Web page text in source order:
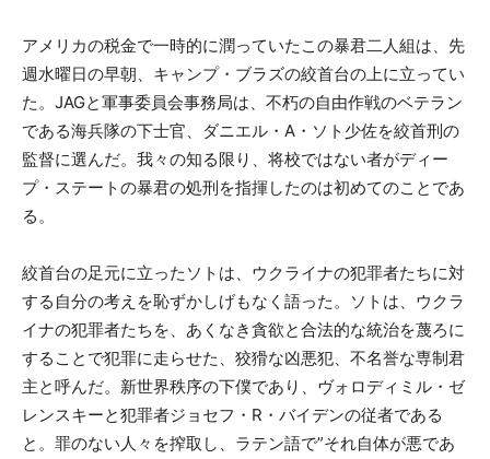
アメリカの税金で一時的に潤っていたこの暴君二人組は、先
週水曜日の早朝、キャンプ・ブラズの絞首台の上に立ってい
た。JAGと軍事委員会事務局は、不朽の自由作戦のベテラン
である海兵隊の下士官、ダニエル・A・ソト少佐を絞首刑の
監督に選んだ。我々の知る限り、将校ではない者がディー
プ・ステートの暴君の処刑を指揮したのは初めてのことであ
る。
絞首台の足元に立ったソトは、ウクライナの犯罪者たちに対
する自分の考えを恥ずかしげもなく語った。ソトは、ウクラ
イナの犯罪者たちを、あくなき貪欲と合法的な統治を蔑ろに
することで犯罪に走らせた、狡猾な凶悪犯、不名誉な専制君
主と呼んだ。新世界秩序の下僕であり、ヴォロディミル・ゼ
レンスキーと犯罪者ジョセフ・R・バイデンの従者である
と。罪のない人々を搾取し、ラテン語で”それ自体が悪であ